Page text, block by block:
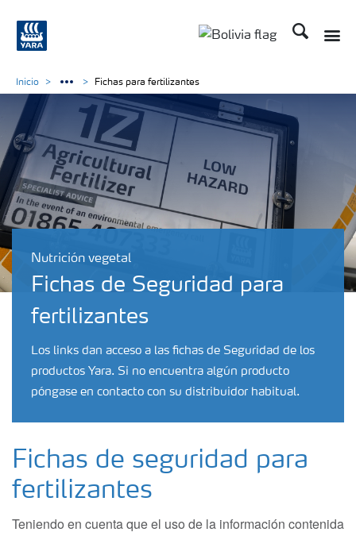
Buscar
Nutrición vegetal
Fichas de Seguridad para
fertilizantes
Los links dan acceso a las fichas de Seguridad de los
productos Yara. Si no encuentra algún producto
póngase en contacto con su distribuidor habitual.
Inicio Fichas para fertilizantes
Fichas de seguridad para
fertilizantes
Teniendo en cuenta que el uso de la información contenida